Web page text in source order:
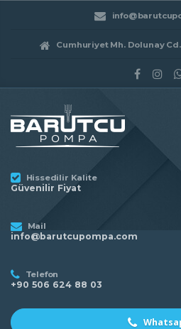
Cumhuriyet Mh. Dolunay
Hissedilir Kalite
Güvenilir Fiyat
Mail
info@barutcupompa.com
Telefon
+90 506 624 88 03